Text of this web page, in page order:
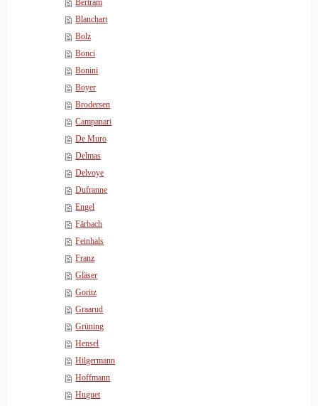
Bertram
Blanchart
Bolz
Bonci
Bonini
Boyer
Brodersen
Campanari
De Muro
Delmas
Delvoye
Dufranne
Engel
Färbach
Feinhals
Franz
Gläser
Goritz
Graarud
Grüning
Hensel
Hilgermann
Hoffmann
Huguet